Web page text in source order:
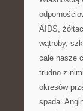
AIDS,
wątroby,
całe nasze
trudno z
okresów
spada.